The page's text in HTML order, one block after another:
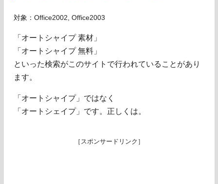
対象：Office2002, Office2003
「オートシャイプ 素材」
「オートシャイプ 無料」
といった検索がこのサイトで行われていることがあり
ます。
「オートシャイプ」ではなく
「オートシェイプ」です。正しくは。
［スポンサードリンク］